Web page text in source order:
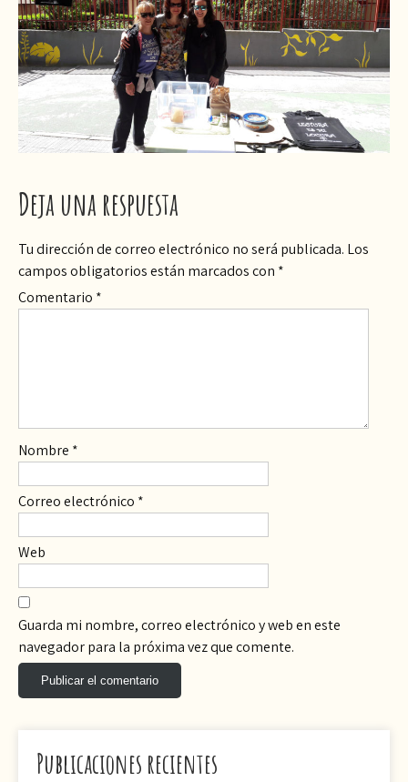
Deja una respuesta
Tu dirección de correo electrónico no será publicada. Los
campos obligatorios están marcados con *
Comentario *
Nombre *
Correo electrónico *
Web
Guarda mi nombre, correo electrónico y web en este
navegador para la próxima vez que comente.
Publicaciones recientes